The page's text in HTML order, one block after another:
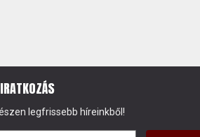
legfrissebb híreinkből!